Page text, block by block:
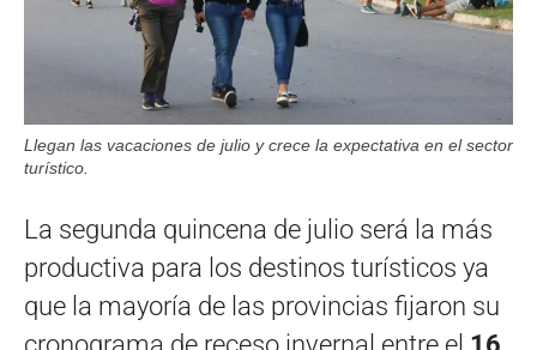
Llegan las vacaciones de julio y crece la expectativa en el sector
turístico.
La segunda quincena de julio será la más
productiva para los destinos turísticos ya
que la mayoría de las provincias fijaron su